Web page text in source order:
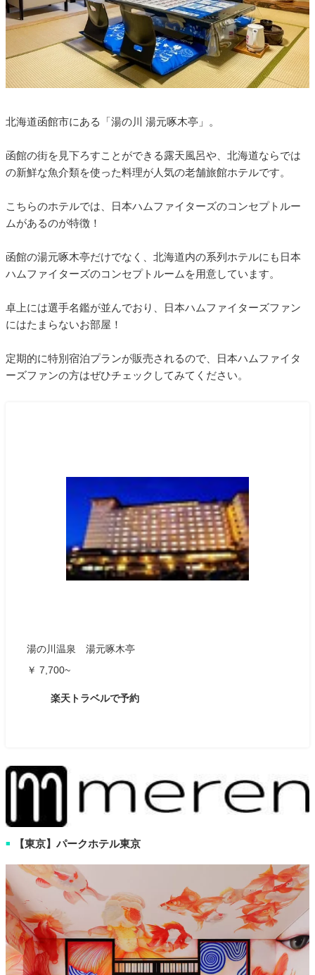
北海道函館市にある「湯の川 湯元啄木亭」。
函館の街を見下ろすことができる露天風呂や、北海道ならでは
の新鮮な魚介類を使った料理が人気の老舗旅館ホテルです。
こちらのホテルでは、日本ハムファイターズのコンセプトルー
ムがあるのが特徴！
函館の湯元啄木亭だけでなく、北海道内の系列ホテルにも日本
ハムファイターズのコンセプトルームを用意しています。
卓上には選手名鑑が並んでおり、日本ハムファイターズファン
にはたまらないお部屋！
定期的に特別宿泊プランが販売されるので、日本ハムファイタ
ーズファンの方はぜひチェックしてみてください。
湯の川温泉 湯元啄木亭
￥ 7,700~
楽天トラベルで予約
■ 【東京】パークホテル東京